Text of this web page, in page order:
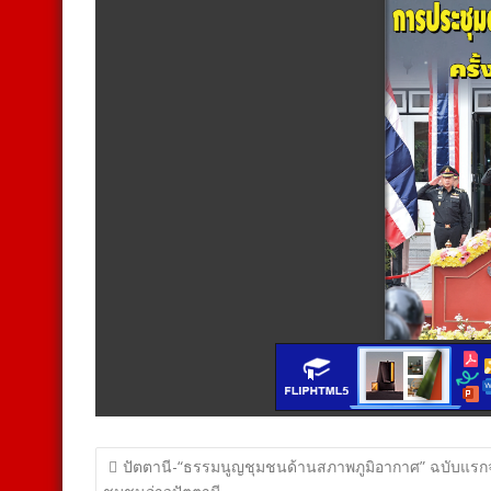
แนะแนว
ปัตตานี-“ธรรมนูญชุมชนด้านสภาพภูมิอากาศ” ฉบับแรก